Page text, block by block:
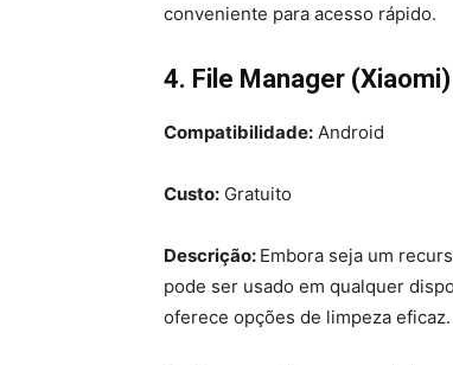
conveniente para acesso rápido.
4. File Manager (Xiaomi)
Compatibilidade: Android
Custo: Gratuito
Descrição: Embora seja um
pode ser usado em qualquer
oferece opções de limpeza eficaz.